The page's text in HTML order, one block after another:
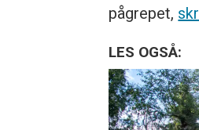
pågrepet,
LES OGSÅ: